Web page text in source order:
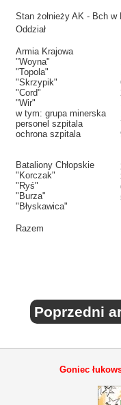
Stan żołnieży AK - Bch
Oddział
Armia Krajowa
"Woyna"
"Topola"
"Skrzypik"
"Cord"
"Wir"
w tym: grupa minerska
personel szpitala
ochrona szpitala
Bataliony Chłopskie
"Korczak"
"Ryś"
"Burza"
"Błyskawica"
Razem
Poprzedni
Goniec